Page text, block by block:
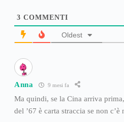
3 COMMENTI
Oldest
Anna 9 mesi fa
Ma quindi, se la Cina arriva
del ’67 è carta straccia se non